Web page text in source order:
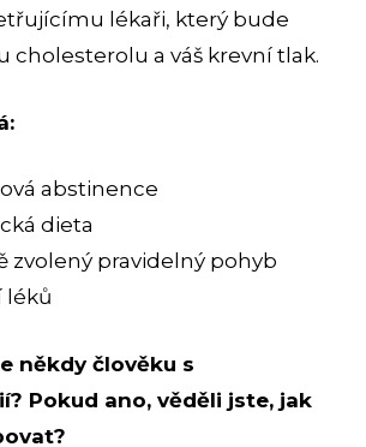
lékaři, který bude
cholesterolu a váš krevní tlak.
abstinence
dieta
zvolený pravidelný pohyb
léků
někdy člověku s
Pokud ano, věděli jste, jak